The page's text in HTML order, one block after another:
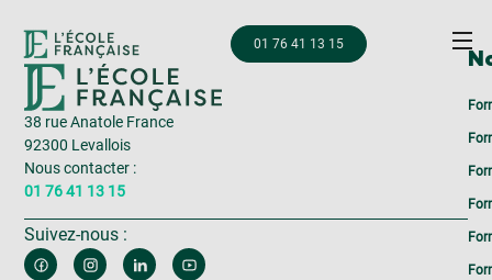
01 76 41 13 15
38 rue Anatole France
92300 Levallois
Nous contacter :
01 76 41 13 15
Suivez-nous :